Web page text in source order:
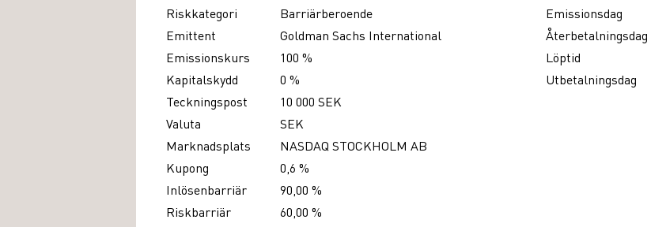
Riskkategori
Barriärberoende
Emittent
Goldman Sachs International
Emissionskurs
100 %
Kapitalskydd
0 %
Teckningspost
10 000 SEK
Valuta
SEK
Marknadsplats
NASDAQ STOCKHOLM AB
Kupong
0,6 %
Inlösenbarriär
90,00 %
Riskbarriär
60,00 %
Emissionsdag
Återbetalningsdag
Löptid
Utbetalningsdag